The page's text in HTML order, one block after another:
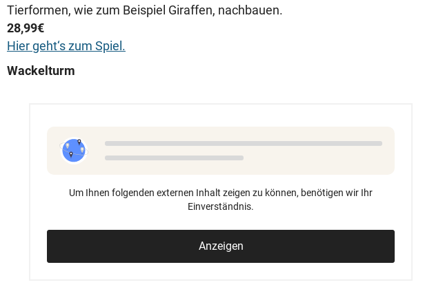
Tierformen, wie zum Beispiel Giraffen, nachbauen.
28,99€
Hier geht‘s zum Spiel.
Wackelturm
Um Ihnen folgenden externen Inhalt zeigen zu können, benötigen wir Ihr
Einverständnis.
Anzeigen